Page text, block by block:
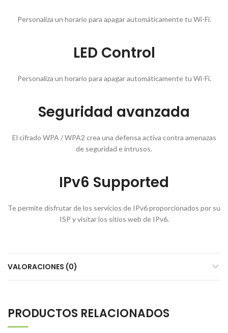
Personaliza un horario para apagar automáticamente tu Wi-Fi.
LED Control
Personaliza un horario para apagar automáticamente tu Wi-Fi.
Seguridad avanzada
El cifrado WPA / WPA2 crea una defensa activa contra amenazas
de seguridad e intrusos.
IPv6 Supported
Te permite disfrutar de los servicios de IPv6 proporcionados por su
ISP y visitar los sitios web de IPv6.
VALORACIONES (0)
PRODUCTOS RELACIONADOS